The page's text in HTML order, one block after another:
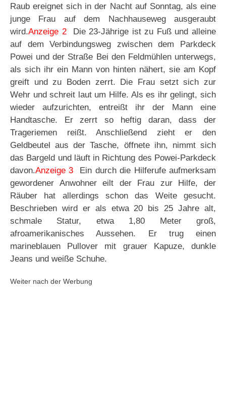
Raub ereignet sich in der Nacht auf Sonntag, als eine
junge Frau auf dem Nachhauseweg ausgeraubt
wird.Anzeige 2Die 23-Jährige ist zu Fuß und alleine
auf dem Verbindungsweg zwischen dem Parkdeck
Powei und der Straße Bei den Feldmühlen unterwegs,
als sich ihr ein Mann von hinten nähert, sie am Kopf
greift und zu Boden zerrt. Die Frau setzt sich zur
Wehr und schreit laut um Hilfe. Als es ihr gelingt, sich
wieder aufzurichten, entreißt ihr der Mann eine
Handtasche. Er zerrt so heftig daran, dass der
Trageriemen reißt. Anschließend zieht er den
Geldbeutel aus der Tasche, öffnete ihn, nimmt sich
das Bargeld und läuft in Richtung des Powei-Parkdeck
davon.Anzeige 3 Ein durch die Hilferufe aufmerksam
gewordener Anwohner eilt der Frau zur Hilfe, der
Räuber hat allerdings schon das Weite gesucht.
Beschrieben wird er als etwa 20 bis 25 Jahre alt,
schmale Statur, etwa 1,80 Meter groß,
afroamerikanisches Aussehen. Er trug einen
marineblauen Pullover mit grauer Kapuze, dunkle
Jeans und weiße Schuhe.
Weiter nach der Werbung